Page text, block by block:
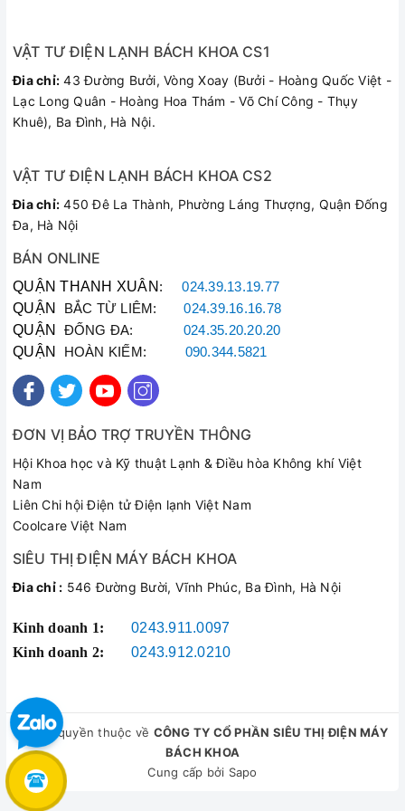
với công suất điện 55W. Quạt trần Midea sử dụng motor SQD
siêu bền với thời gian.
VẬT TƯ ĐIỆN LẠNH BÁCH KHOA CS1
Đia chỉ: 43 Đường Bưởi, Vòng Xoay (Bưởi - Hoàng Quốc Việt -
Lạc Long Quân - Hoàng Hoa Thám - Võ Chí Công - Thụy
Khuê), Ba Đình, Hà Nội.
VẬT TƯ ĐIỆN LẠNH BÁCH KHOA CS2
Đia chỉ: 450 Đê La Thành, Phường Láng Thượng, Quận Đống
Đa, Hà Nội
BÁN ONLINE
QUẬN THANH XUÂN :024.39.13.19.77
QUẬN BẮC TỪ LIÊM:024.39.16.16.78
QUẬN ĐỐNG ĐA: 024.35.20.20.20
QUẬN HOÀN KIẾM: 090.344.5821
ĐƠN VỊ BẢO TRỢ TRUYỀN THÔNG
Hội Khoa học và Kỹ thuật Lạnh & Điều hòa Không khí Việt
Nam
Liên Chi hội Điện tử Điện lạnh Việt Nam
Coolcare Việt Nam
SIÊU THỊ ĐIỆN MÁY BÁCH KHOA
Đia chỉ : 546 Đường Bười, Vĩnh Phúc, Ba Đình, Hà Nội
Kinh doanh 1:
0243.911.0097
Kinh doanh 2:
0243.912.0210
© Bản quyền thuộc về CÔNG TY CỔ PHẦN SIÊU THỊ ĐIỆN MÁY
BÁCH KHOA
Cung cấp bởi Sapo